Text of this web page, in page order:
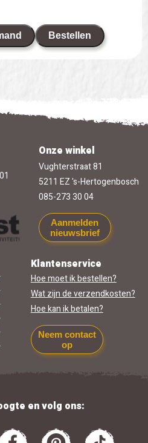
Bestellen
Onze winkel
Vughterstraat 81
5211 EZ 's-Hertogenbosch
085-273 30 04
Aanmelden
nieuwsbrief
Klantenservice
Hoe moet ik bestellen?
Wat zijn de verzendkosten?
Hoe kan ik betalen?
Neem contact
op
en volg ons: